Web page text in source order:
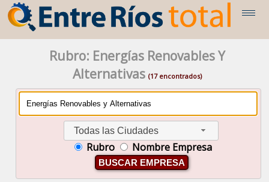
Rubro: Energías Renovables Y
Alternativas (17 encontrados)
Todas las Ciudades
Rubro Nombre Empresa
BUSCAR EMPRESA